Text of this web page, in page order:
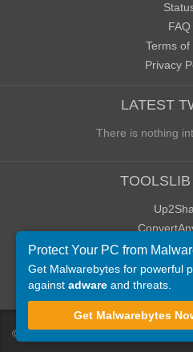
FAQ
Terms of
Privacy
LATEST
There is nothing
TOOLSLIB
Old
Old
© ToolsLib
Protect Your PC from
Get Malwarebytes for powerful
against adware and threats.
Get Malwarebytes